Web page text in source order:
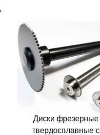
Диски фрезерные
твердосплавные с